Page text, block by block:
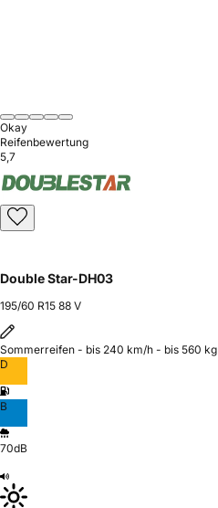
Okay
Reifenbewertung
5,7
Double Star-DH03
195/60 R15 88 V
Sommerreifen - bis 240 km/h - bis 560 kg
D
B
70dB